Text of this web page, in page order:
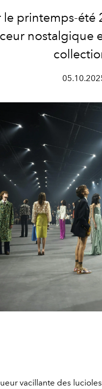
le printemps-été
nostalgique
vacillante des